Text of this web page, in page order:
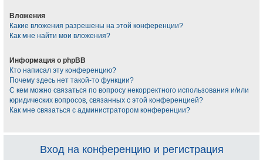
Вложения
Какие вложения разрешены на этой конференции?
Как мне найти мои вложения?
Информация о phpBB
Кто написал эту конференцию?
Почему здесь нет такой-то функции?
С кем можно связаться по вопросу некорректного использования и/или
юридических вопросов, связанных с этой конференцией?
Как мне связаться с администратором конференции?
Вход на конференцию и регистрация